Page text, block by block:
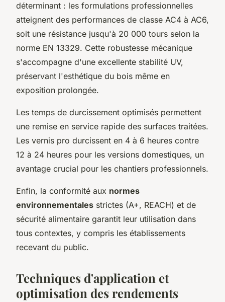
déterminant : les formulations professionnelles
atteignent des performances de classe AC4 à AC6,
soit une résistance jusqu'à 20 000 tours selon la
norme EN 13329. Cette robustesse mécanique
s'accompagne d'une excellente stabilité UV,
préservant l'esthétique du bois même en
exposition prolongée.
Les temps de durcissement optimisés permettent
une remise en service rapide des surfaces traitées.
Les vernis pro durcissent en 4 à 6 heures contre
12 à 24 heures pour les versions domestiques, un
avantage crucial pour les chantiers professionnels.
Enfin, la conformité aux normes
environnementales strictes (A+, REACH) et de
sécurité alimentaire garantit leur utilisation dans
tous contextes, y compris les établissements
recevant du public.
Techniques d'application et
optimisation des rendements